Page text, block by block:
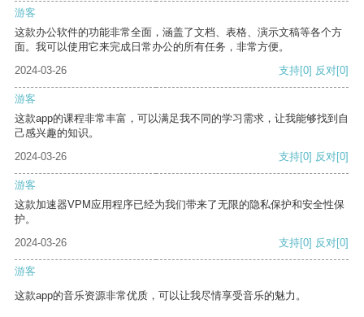
游客
这款办公软件的功能非常全面，涵盖了文档、表格、演示文稿等各个方
面。我可以使用它来完成日常办公的所有任务，非常方便。
2024-03-26
支持[0] 反对[0]
游客
这款app的课程非常丰富，可以满足我不同的学习需求，让我能够找到自
己感兴趣的知识。
2024-03-26
支持[0] 反对[0]
游客
这款加速器VPM应用程序已经为我们带来了无限的隐私保护和安全性保
护。
2024-03-26
支持[0] 反对[0]
游客
这款app的音乐资源非常优质，可以让我尽情享受音乐的魅力。